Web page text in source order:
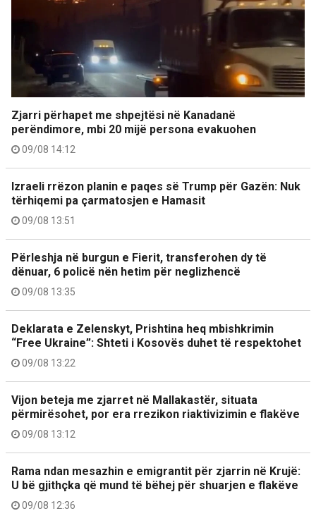
Zjarri përhapet me shpejtësi në Kanadanë
perëndimore, mbi 20 mijë persona evakuohen
09/08 14:12
Izraeli rrëzon planin e paqes së Trump për Gazën: Nuk
tërhiqemi pa çarmatosjen e Hamasit
09/08 13:51
Përleshja në burgun e Fierit, transferohen dy të
dënuar, 6 policë nën hetim për neglizhencë
09/08 13:35
Deklarata e Zelenskyt, Prishtina heq mbishkrimin
“Free Ukraine”: Shteti i Kosovës duhet të respektohet
09/08 13:22
Vijon beteja me zjarret në Mallakastër, situata
përmirësohet, por era rrezikon riaktivizimin e flakëve
09/08 13:12
Rama ndan mesazhin e emigrantit për zjarrin në Krujë:
U bë gjithçka që mund të bëhej për shuarjen e flakëve
09/08 12:36